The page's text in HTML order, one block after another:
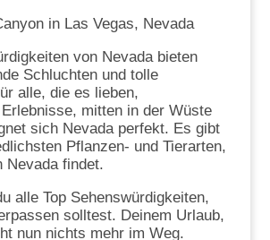
von Nevada bieten
Schluchten und tolle
alle, die es lieben,
mitten in der Wüste
sich Nevada perfekt. Es gibt
Pflanzen- und Tierarten,
Nevada findet.
alle Top Sehenswürdigkeiten,
solltest. Deinem Urlaub,
nun nichts mehr im Weg.